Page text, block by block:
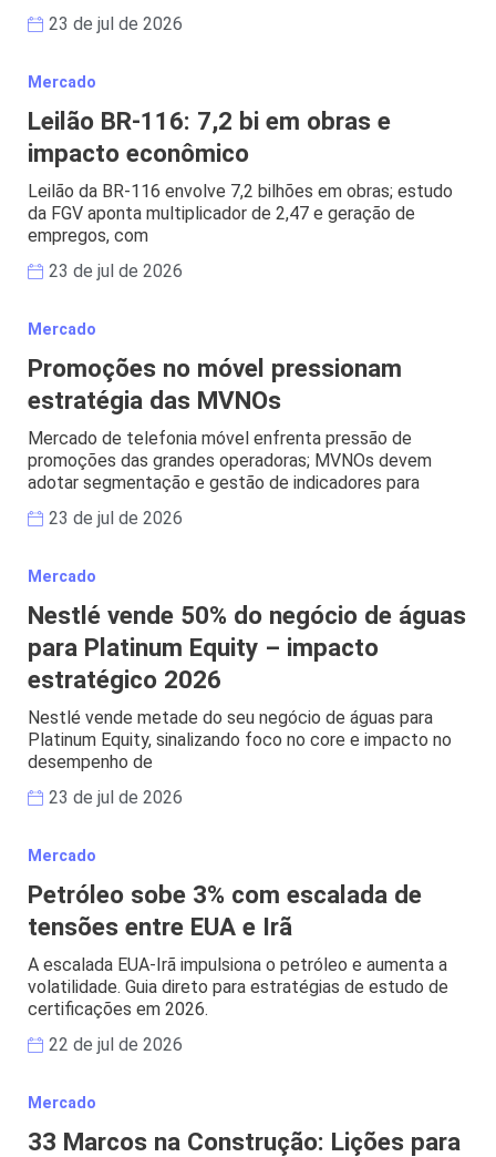
23 de jul de 2026
Mercado
Leilão BR-116: 7,2 bi em obras e
impacto econômico
Leilão da BR-116 envolve 7,2 bilhões em obras; estudo
da FGV aponta multiplicador de 2,47 e geração de
empregos, com
23 de jul de 2026
Mercado
Promoções no móvel pressionam
estratégia das MVNOs
Mercado de telefonia móvel enfrenta pressão de
promoções das grandes operadoras; MVNOs devem
adotar segmentação e gestão de indicadores para
23 de jul de 2026
Mercado
Nestlé vende 50% do negócio de águas
para Platinum Equity – impacto
estratégico 2026
Nestlé vende metade do seu negócio de águas para
Platinum Equity, sinalizando foco no core e impacto no
desempenho de
23 de jul de 2026
Mercado
Petróleo sobe 3% com escalada de
tensões entre EUA e Irã
A escalada EUA-Irã impulsiona o petróleo e aumenta a
volatilidade. Guia direto para estratégias de estudo de
certificações em 2026.
22 de jul de 2026
Mercado
33 Marcos na Construção: Lições para